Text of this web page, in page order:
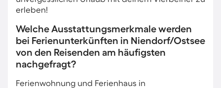
erleben!
Welche Ausstattungsmerkmale werden
bei Ferienunterkünften in Niendorf/Ostsee
von den Reisenden am häufigsten
nachgefragt?
Ferienwohnung und Ferienhaus in